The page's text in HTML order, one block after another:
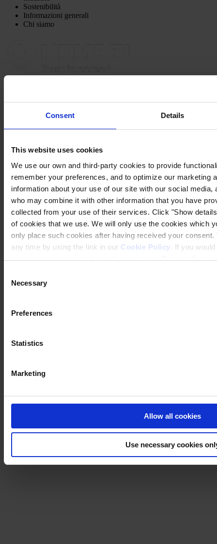
Consent Details
This website uses cookies
We use our own and third-party cookies to provide
remember your preferences, and to optimize our marketing
information about your use of our site with our social
who may combine it with other information that you have
collected from your use of their services. Click "Show
of cookies that we use. We will only use the cookies which
only place such cookies after having received your
any time by using the link in our Cookie Policy. If you
process your personal data, please visit ourPrivacy Notice
Selection
Necessary
Preferences
Statistics
Marketing
Allow all cookies
Use necessary cookies
Sostenibilità
Informazioni generali
Chi siamo
Dalmazia 71/4
16141 Genova
View on map
Fax:+39 (010) 8356950